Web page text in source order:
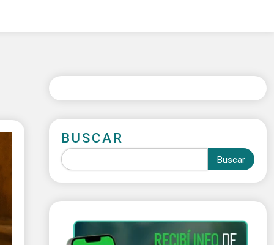
BUSCAR
Buscar